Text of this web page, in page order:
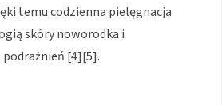
temu codzienna pielęgnacja
skóry noworodka i
[4][5].